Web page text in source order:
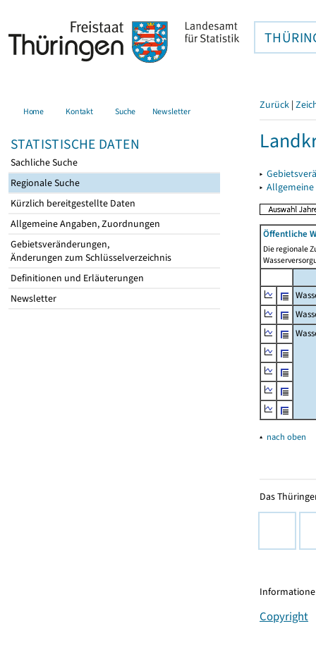
Home Kontakt Suche Newsletter
STATISTISCHE DATEN
Sachliche Suche
Regionale Suche
Kürzlich bereitgestellte Daten
Allgemeine Angaben, Zuordnungen
Gebietsveränderungen,
Änderungen zum Schlüsselverzeichnis
Definitionen und Erläuterungen
Newsletter
Zurück |
▸
▸
Öffentliche
Die regionale
▴ nach oben
Das
Copyright